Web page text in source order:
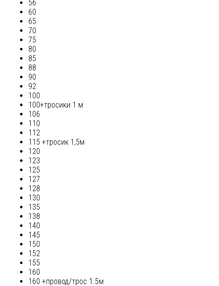
56
60
65
70
75
80
85
88
90
92
100
100+тросики 1 м
106
110
112
115 +тросик 1,5м
120
123
125
127
128
130
135
138
140
145
150
152
155
160
160 +провод/трос 1.5м